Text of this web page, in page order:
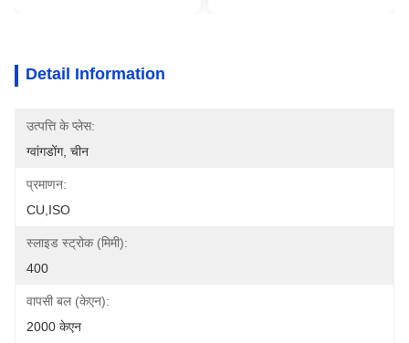
Detail Information
उत्पत्ति के प्लेस:
ग्वांगडोंग, चीन
प्रमाणन:
CU,ISO
स्लाइड स्ट्रोक (मिमी):
400
वापसी बल (केएन):
2000 केएन